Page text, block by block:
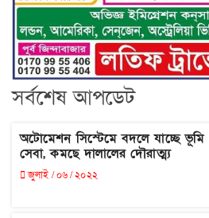
সর্বশেষ আপডেট
অটোমেশন সিস্টেমে বদলে যাচ্ছে ভূমি
সেবা, কমছে দালালের দৌরাত্ম্য
জুলাই / ০৬ / ২০২২